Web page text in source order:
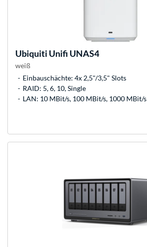
Ubiquiti Unifi UNAS4
weiß
Einbauschächte: 4x 2,5"/3,5" Slots
RAID: 5, 6, 10, Single
LAN: 10 MBit/s, 100 MBit/s, 1000 MBit/s